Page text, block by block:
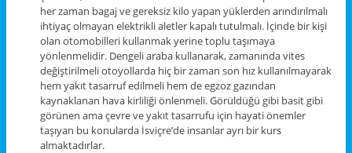
her zaman bagaj ve gereksiz kilo yapan yüklerden arındırılmalı
ihtiyaç olmayan elektrikli aletler kapalı tutulmalı. İçinde bir kişi
olan otomobilleri kullanmak yerine toplu taşımaya
yönlenmelidir. Dengeli araba kullanarak, zamanında vites
değiştirilmeli otoyollarda hiç bir zaman son hız kullanılmayarak
hem yakıt tasarruf edilmeli hem de egzoz gazından
kaynaklanan hava kirliliği önlenmeli. Görüldüğü gibi basit gibi
görünen ama çevre ve yakıt tasarrufu için hayati önemler
taşıyan bu konularda İsviçre’de insanlar ayrı bir kurs
almaktadırlar.